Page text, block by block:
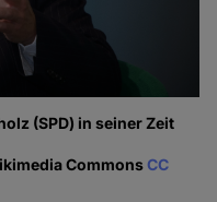
(SPD) in seiner Zeit
CommonsCC